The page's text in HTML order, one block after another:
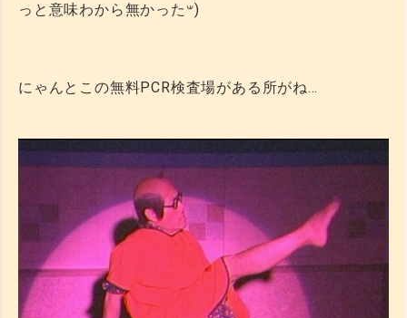
っと意味わから無かった‪𐤔)
にゃんとこの無料PCR検査場がある所がね…